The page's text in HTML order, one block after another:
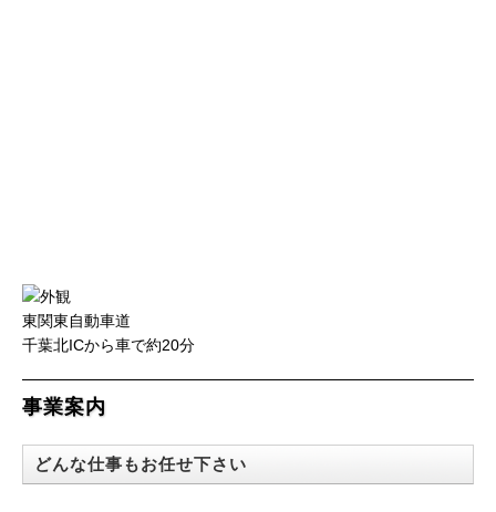
東関東自動車道
千葉北ICから車で約20分
事業案内
どんな仕事もお任せ下さい